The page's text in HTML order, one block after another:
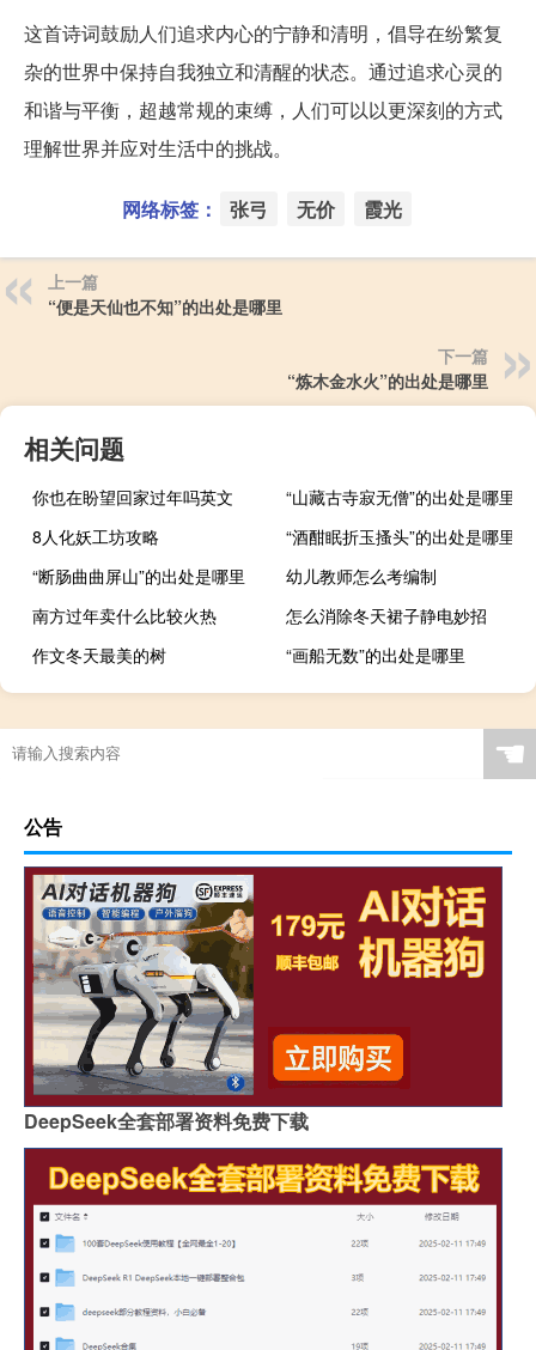
这首诗词鼓励人们追求内心的宁静和清明，倡导在纷繁复
杂的世界中保持自我独立和清醒的状态。通过追求心灵的
和谐与平衡，超越常规的束缚，人们可以以更深刻的方式
理解世界并应对生活中的挑战。
网络标签： 张弓 无价 霞光
上一篇
“便是天仙也不知”的出处是哪里
下一篇
“炼木金水火”的出处是哪里
相关问题
你也在盼望回家过年吗英文
“山藏古寺寂无僧”的出处是哪里
8人化妖工坊攻略
“酒酣眠折玉搔头”的出处是哪里
“断肠曲曲屏山”的出处是哪里
幼儿教师怎么考编制
南方过年卖什么比较火热
怎么消除冬天裙子静电妙招
作文冬天最美的树
“画船无数”的出处是哪里
☚
公告
DeepSeek全套部署资料免费下载